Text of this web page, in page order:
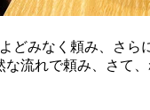
どみなく頼み、さら
な流れで頼み、さて